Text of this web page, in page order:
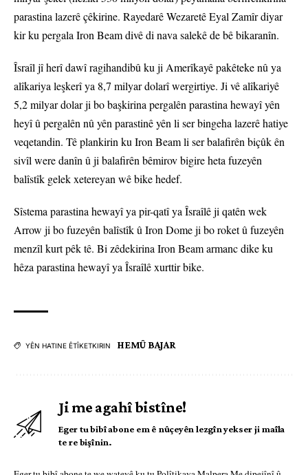
parastina lazerê çêkirine. Rayedarê Wezaretê Eyal Zamîr diyar
kir ku pergala Iron Beam divê di nava salekê de bê bikaranîn.
Îsraîl jî herî dawî ragihandibû ku ji Amerîkayê pakêteke nû ya
alîkariya leşkerî ya 8,7 milyar dolarî wergirtiye. Ji vê alîkariyê
5,2 milyar dolar ji bo başkirina pergalên parastina hewayî yên
heyî û pergalên nû yên parastinê yên li ser bingeha lazerê hatiye
veqetandin. Tê plankirin ku Iron Beam li ser balafirên biçûk ên
sivîl were danîn û ji balafirên bêmirov bigire heta fuzeyên
balîstîk gelek xetereyan wê bike hedef.
Sîstema parastina hewayî ya pir-qatî ya Îsraîlê ji qatên wek
Arrow ji bo fuzeyên balîstîk û Iron Dome ji bo roket û fuzeyên
menzîl kurt pêk tê. Bi zêdekirina Iron Beam armanc dike ku
hêza parastina hewayî ya Îsraîlê xurttir bike.
YÊN HATINE ÊTÎKETKIRIN HEMÛ BAJAR
Ji me agahî bistîne!
Eger tu bibî abone em ê nûçeyên lezgîn yekser ji maîla
te re bişînin.